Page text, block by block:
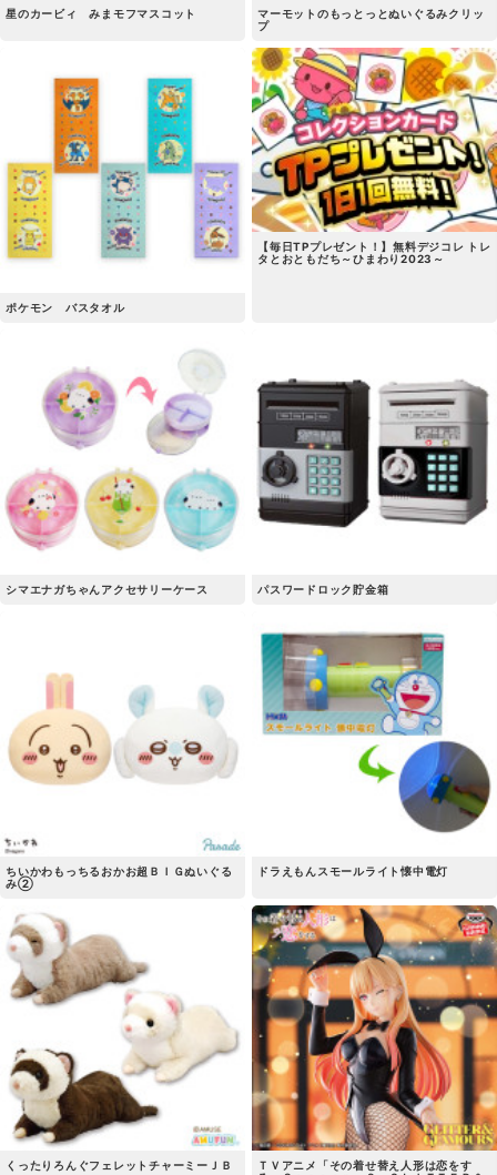
星のカービィ みまモフマスコット
マーモットのもっとっとぬいぐるみクリッ
プ
ポケモン バスタオル
【毎日TPプレゼント！】無料デジコレ トレ
タとおともだち～ひまわり2023～
シマエナガちゃんアクセサリーケース パスワードロック貯金箱
ちいかわもっちるおかお超ＢＩＧぬいぐる
み②
ドラえもんスモールライト懐中電灯
くったりろんぐフェレットチャーミーＪＢ
ＴＶアニメ「その着せ替え人形は恋をす